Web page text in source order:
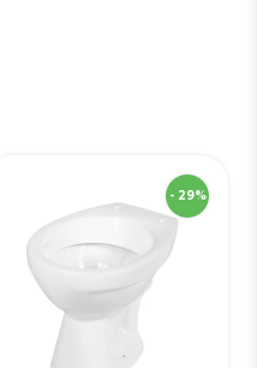
259119
40,0 cm
Dubina
57,7 cm
Težina
- 29%